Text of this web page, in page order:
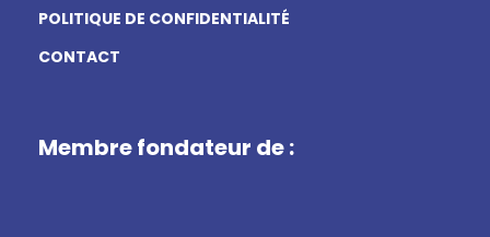
POLITIQUE DE CONFIDENTIALITÉ
CONTACT
Membre fondateur de :